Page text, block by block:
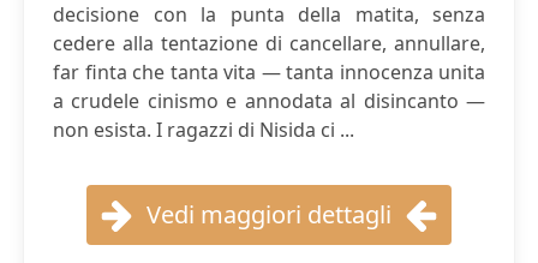
decisione con la punta della matita, senza
cedere alla tentazione di cancellare, annullare,
far finta che tanta vita — tanta innocenza unita
a crudele cinismo e annodata al disincanto —
non esista. I ragazzi di Nisida ci ...
Vedi maggiori dettagli